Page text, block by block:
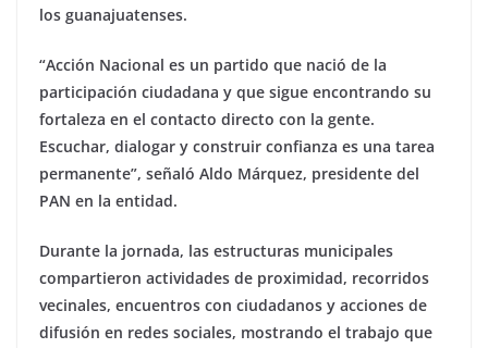
los guanajuatenses.
“Acción Nacional es un partido que nació de la
participación ciudadana y que sigue encontrando su
fortaleza en el contacto directo con la gente.
Escuchar, dialogar y construir confianza es una tarea
permanente”, señaló Aldo Márquez, presidente del
PAN en la entidad.
Durante la jornada, las estructuras municipales
compartieron actividades de proximidad, recorridos
vecinales, encuentros con ciudadanos y acciones de
difusión en redes sociales, mostrando el trabajo que